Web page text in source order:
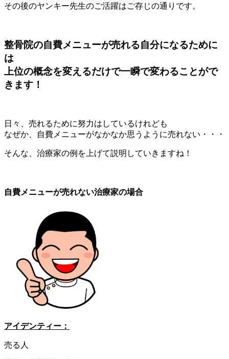
その後のヤンキー先生のご活躍はご存じの通りです。
整骨院の自費メニューが売れる自分になるために
は
上位の概念を変えるだけで一瞬で変わることがで
きます！
日々、売れるために努力はしているけれども
なぜか、自費メニューがなかなか思うように売れない・・・
そんな、治療家の例を上げて説明していきますね！
自費メニューが売れない治療家の場合
アイデンティー：
売る人